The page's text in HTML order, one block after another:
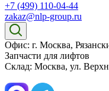
+7 (499) 110-04-44
zakaz@nlp-group.ru
Офис: г. Москва,
Запчасти для лифтов
Склад: Москва, ул.